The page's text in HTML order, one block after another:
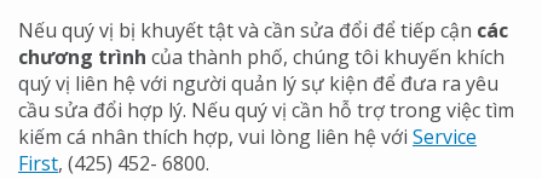
Nếu quý vị bị khuyết tật và cần sửa đổi để tiếp cận các
chương trình của thành phố, chúng tôi khuyến khích
quý vị liên hệ với người quản lý sự kiện để đưa ra yêu
cầu sửa đổi hợp lý. Nếu quý vị cần hỗ trợ trong việc tìm
kiếm cá nhân thích hợp, vui lòng liên hệ với Service
First, (425) 452- 6800.